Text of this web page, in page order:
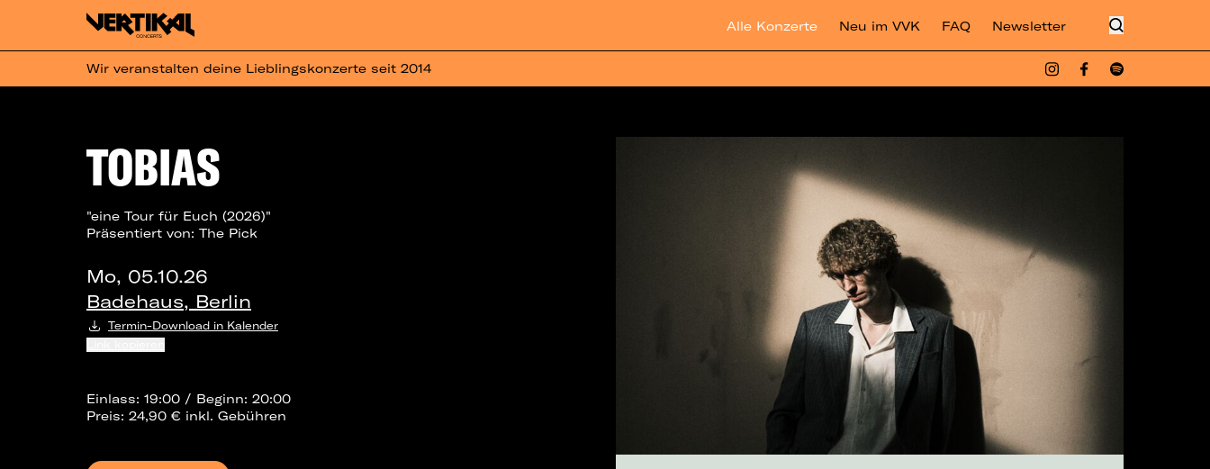
Alle Konzerte Neu im VVK FAQ Newsletter
Wir veranstalten deine Lieblingskonzerte seit 2014
TOBIAS
"eine Tour für Euch (2026)"
Präsentiert von: The Pick
Mo, 05.10.26
Badehaus, Berlin
Termin-Download in Kalender
Einlass: 19:00 / Beginn: 20:00
Preis: 24,90 € inkl. Gebühren